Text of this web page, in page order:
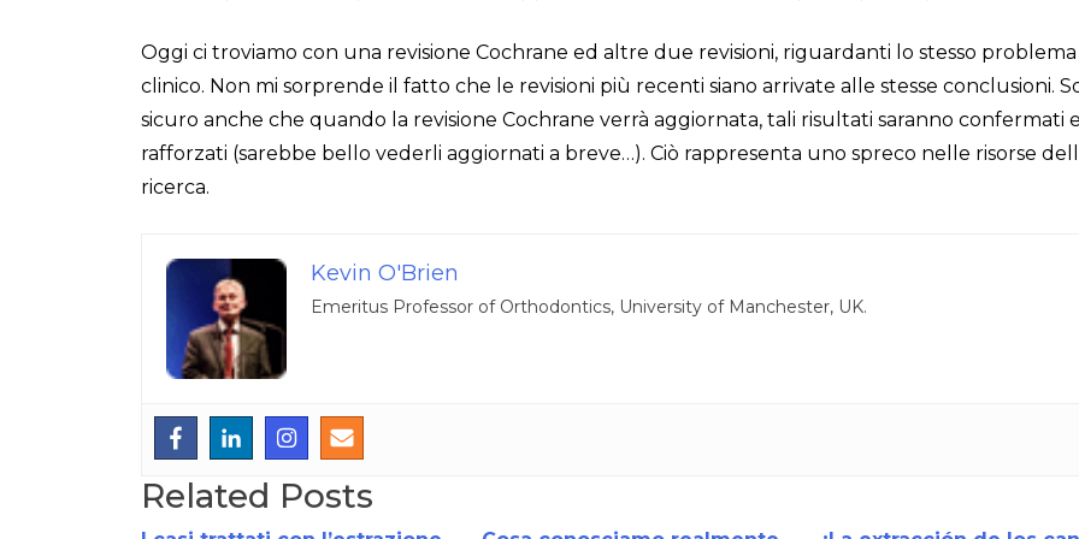
Oggi ci troviamo con una revisione Cochrane ed altre due revisioni, riguardanti lo stesso problema
clinico. Non mi sorprende il fatto che le revisioni più recenti siano arrivate alle stesse conclusioni.
sicuro anche che quando la revisione Cochrane verrà aggiornata, tali risultati saranno confermati e
rafforzati (sarebbe bello vederli aggiornati a breve…). Ciò rappresenta uno spreco nelle risorse
ricerca.
Kevin O'Brien
Emeritus Professor of Orthodontics, University of Manchester, UK.
Related Posts